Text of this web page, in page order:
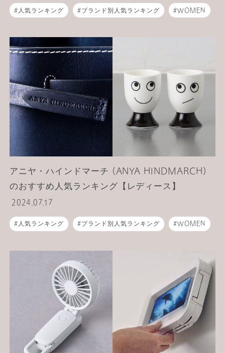
人気ランキング ブランド別人気ランキング WOMEN
アニヤ・ハインドマーチ (ANYA HINDMARCH)
のおすすめ人気ランキング【レディース】
2024.07.17
人気ランキング ブランド別人気ランキング WOMEN